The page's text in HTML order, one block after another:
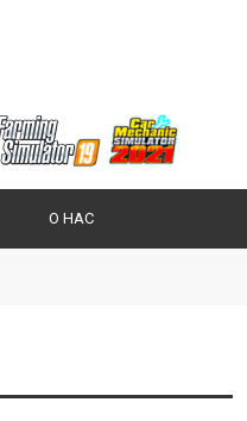
О НАС